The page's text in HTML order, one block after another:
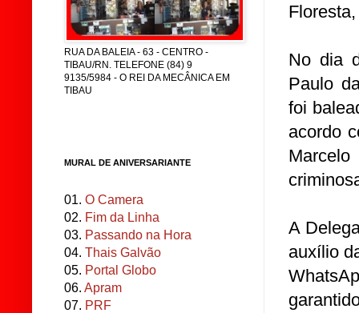
No dia
Paulo
foi
acordo
A
auxílio
RUA DA BALEIA - 63 - CENTRO -
TIBAU/RN. TELEFONE (84) 9
9135/5984 - O REI DA MECÂNICA EM
TIBAU
MURAL DE ANIVERSARIANTE
01. O Camera
02. Fim da Linha
03. Passando na Hora
04. Thais Galvão
05. Portal Globo
06. Apram
07. PRF